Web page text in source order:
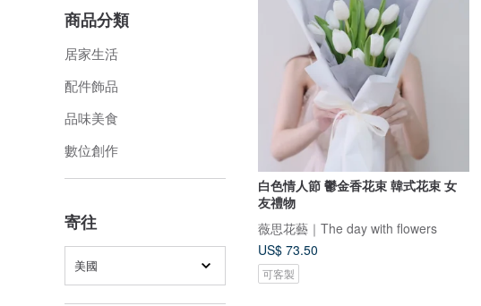
商品分類
居家生活
配件飾品
品味美食
數位創作
寄往
美國
白色情人節 鬱金香花束 韓式花束 女
友禮物
薇思花藝｜The day with flowers
US$ 73.50
可客製